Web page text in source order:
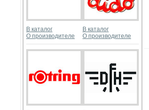
В каталог
О производителе
В каталог
О производителе